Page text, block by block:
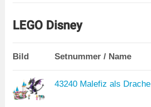
LEGO Disney
Bild Setnummer / Name
43240 Malefiz als Drache